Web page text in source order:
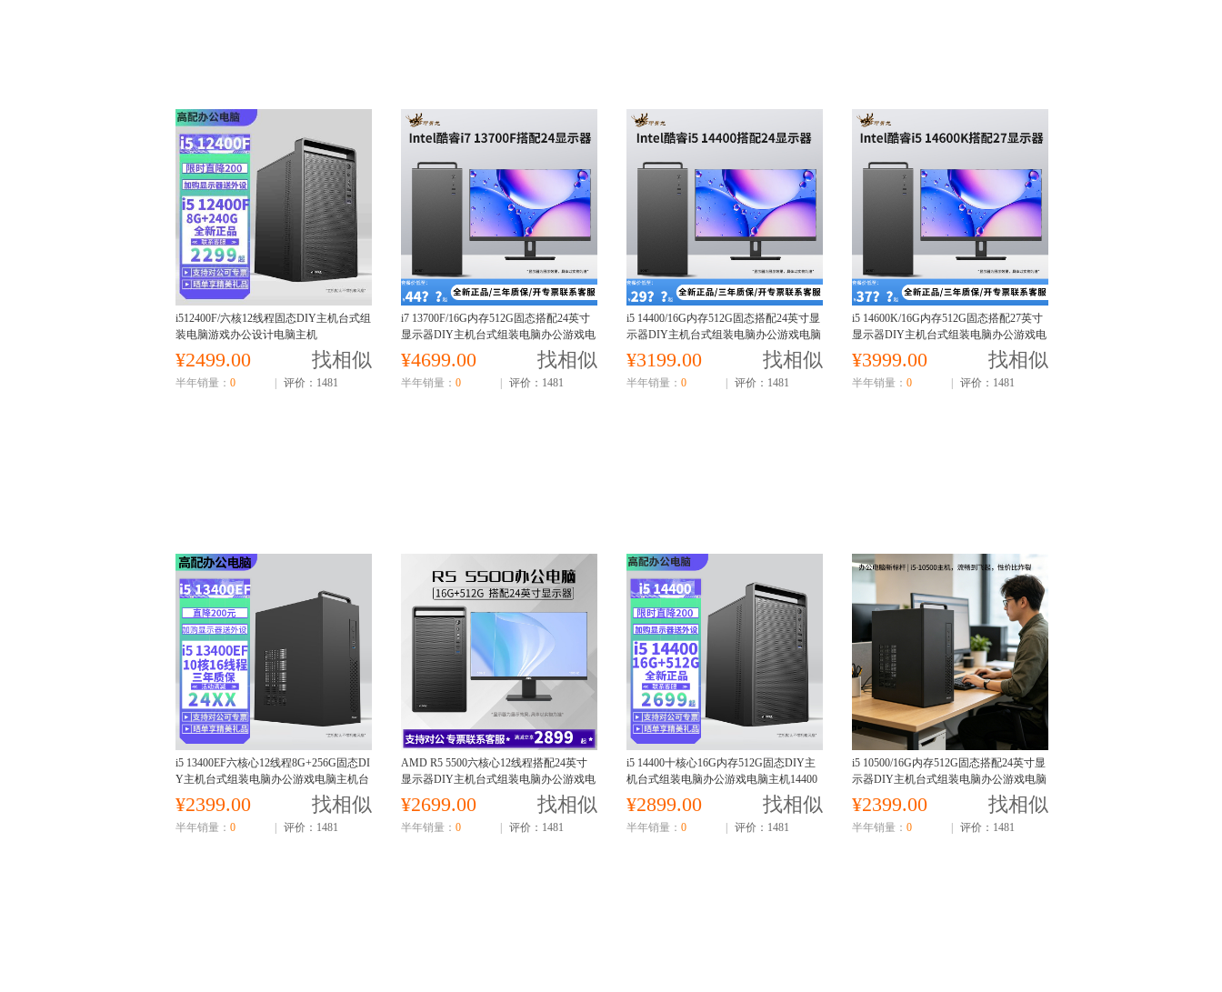
i512400F/六核12线程固态DIY主机台式组
装电脑游戏办公设计电脑主机
¥2499.00 找相似
半年销量： 0 评价：1481
i7 13700F/16G内存512G固态搭配24英寸
显示器DIY主机台式组装电脑办公游戏电
脑主机13700F主机
¥4699.00 找相似
半年销量： 0 评价：1481
i5 14400/16G内存512G固态搭配24英寸显
示器DIY主机台式组装电脑办公游戏电脑
主机14400主机
¥3199.00 找相似
半年销量： 0 评价：1481
i5 14600K/16G内存512G固态搭配27英寸
显示器DIY主机台式组装电脑办公游戏电
脑主机14600K主机
¥3999.00 找相似
半年销量： 0 评价：1481
i5 13400EF六核心12线程8G+256G固态DI
Y主机台式组装电脑办公游戏电脑主机台
式主机
¥2399.00 找相似
半年销量： 0 评价：1481
AMD R5 5500六核心12线程搭配24英寸
显示器DIY主机台式组装电脑办公游戏电
脑主机台式主机
¥2699.00 找相似
半年销量： 0 评价：1481
i5 14400十核心16G内存512G固态DIY主
机台式组装电脑办公游戏电脑主机14400
主机
¥2899.00 找相似
半年销量： 0 评价：1481
i5 10500/16G内存512G固态搭配24英寸显
示器DIY主机台式组装电脑办公游戏电脑
主机i510500主机
¥2399.00 找相似
半年销量： 0 评价：1481